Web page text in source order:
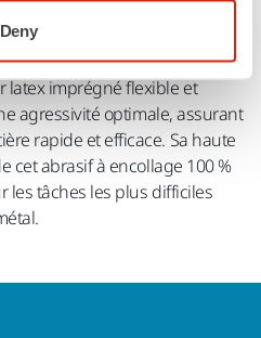
Deny
latex imprégné flexible et
agressivité optimale, assurant
rapide et efficace. Sa haute
cet abrasif à encollage 100 %
les tâches les plus difficiles